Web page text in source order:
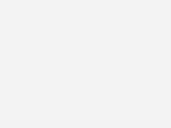
von klimaschädlichen Gasen.
umzusteigen, sehen genauso viele
Österreich soll nach Ansicht von 91 Prozent
einsteigen. Den raschen Ausstieg
befürworten 84 Prozent der Befragten.
der Österreicher die Reduzierung der
regionaler Arbeitsplätze.